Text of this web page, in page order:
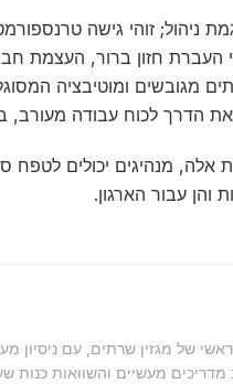
ניהול; זוהי גישה
העברת חזון ברור, העצמת
מגובשים ומוטיבציה
הדרך לכוח עבודה מעורב,
אלה, מנהיגים יכולים
עבור הארגון.
של מגזין שרתים, עם
מעשיים והשוואות כנות